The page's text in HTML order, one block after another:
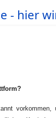
- hier